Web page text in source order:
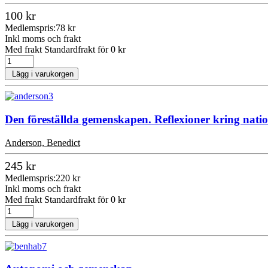
100 kr
Medlemspris:78 kr
Inkl moms och frakt
Med frakt Standardfrakt för 0 kr
Lägg i varukorgen
Den föreställda gemenskapen. Reflexioner kring
Anderson, Benedict
245 kr
Medlemspris:220 kr
Inkl moms och frakt
Med frakt Standardfrakt för 0 kr
Lägg i varukorgen